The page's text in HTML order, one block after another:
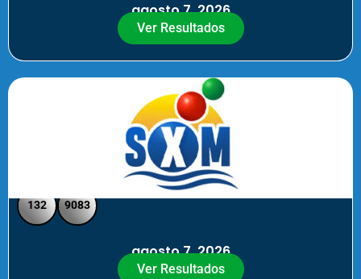
agosto 7, 2026
Ver Resultados
SXM Medio día - Pick 3 Pick 4
132 9083
agosto 7, 2026
Ver Resultados